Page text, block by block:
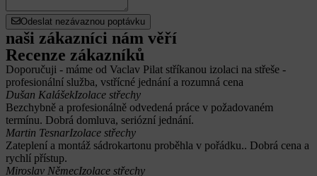
Odeslat nezávaznou poptávku
naši zákazníci nám věří
Recenze zákazníků
Doporučuji - máme od Vaclav Pilat stříkanou izolaci na střeše -
profesionální služba, vstřícné jednání a rozumná cena
Dušan KalášekIzolace střechy
Bezchybně a profesionálně odvedená práce v požadovaném
termínu. Dobrá domluva, seriózní jednání.
Martin TesnarIzolace střechy
Zateplení a montáž sádrokartonu proběhla v pořádku.. Dobrá cena a
rychlí přístup.
Miroslav NěmecIzolace střechy